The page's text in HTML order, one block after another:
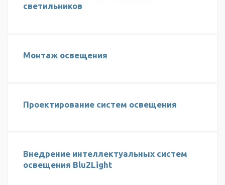
светильников
Монтаж освещения
Проектирование систем освещения
Внедрение интеллектуальных систем
освещения Blu2Light